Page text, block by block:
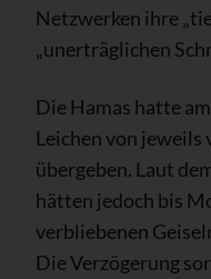
Netzwerken ihre
„unerträglichen
Die Hamas hatte
Leichen von jeweils
übergeben. Laut
hätten jedoch bis
verbliebenen
Die Verzögerung